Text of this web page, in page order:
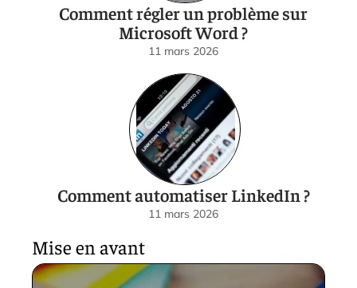
Comment régler un problème sur
Microsoft Word ?
11 mars 2026
Comment automatiser LinkedIn ?
11 mars 2026
Mise en avant